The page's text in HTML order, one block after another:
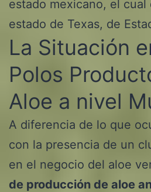
estado mexicano, el
estado de Texas, de
La Situación
Polos
Aloe a nivel
A diferencia de lo que
con la presencia de un
en el negocio del aloe
de producción de aloe